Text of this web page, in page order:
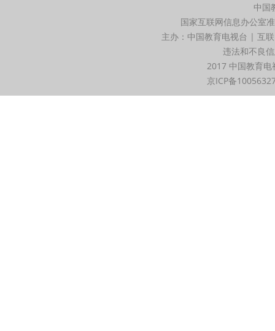
中国
国家互联网信息办公室
主办：中国教育电视台 | 互
违法和不良
2017 中国教育
京ICP备